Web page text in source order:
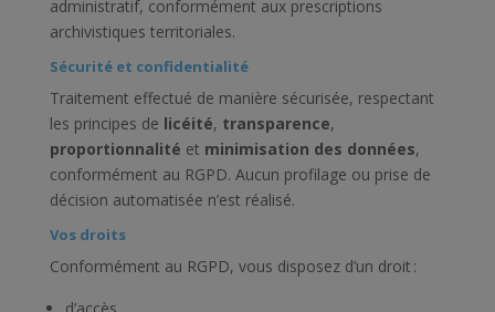
administratif, conformément aux prescriptions
archivistiques territoriales.
Sécurité et confidentialité
Traitement effectué de manière sécurisée, respectant
les principes de licéité, transparence,
proportionnalité et minimisation des données,
conformément au RGPD. Aucun profilage ou prise de
décision automatisée n’est réalisé.
Vos droits
Conformément au RGPD, vous disposez d’un droit :